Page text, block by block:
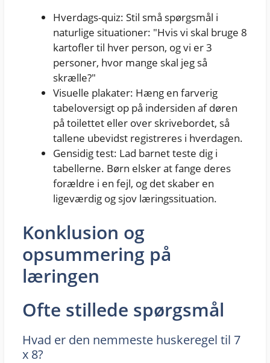
Hverdags-quiz: Stil små spørgsmål i
naturlige situationer: "Hvis vi skal bruge 8
kartofler til hver person, og vi er 3
personer, hvor mange skal jeg så
skrælle?"
Visuelle plakater: Hæng en farverig
tabeloversigt op på indersiden af døren
på toilettet eller over skrivebordet, så
tallene ubevidst registreres i hverdagen.
Gensidig test: Lad barnet teste dig i
tabellerne. Børn elsker at fange deres
forældre i en fejl, og det skaber en
ligeværdig og sjov læringssituation.
Konklusion og
opsummering på
læringen
Ofte stillede spørgsmål
Hvad er den nemmeste huskeregel til 7
x 8?